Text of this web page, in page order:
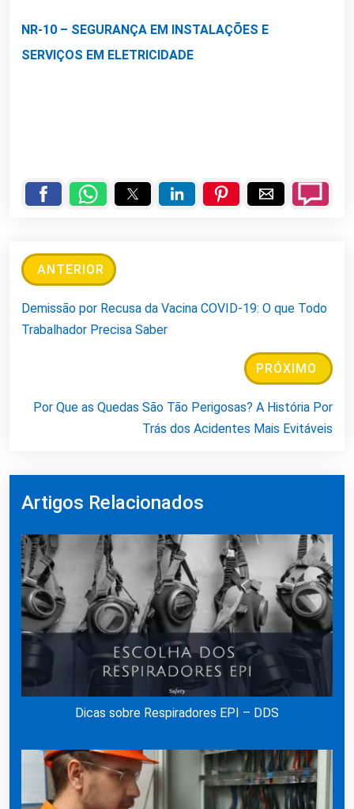
NR-10 – SEGURANÇA EM INSTALAÇÕES E
SERVIÇOS EM ELETRICIDADE
ANTERIOR
Demissão por Recusa da Vacina COVID-19: O que Todo
Trabalhador Precisa Saber
PRÓXIMO
Por Que as Quedas São Tão Perigosas? A História Por
Trás dos Acidentes Mais Evitáveis
Artigos Relacionados
Dicas sobre Respiradores EPI – DDS